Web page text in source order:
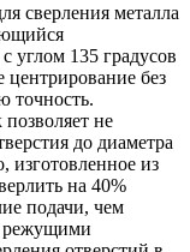
сверления металла
углом 135 градусов
центрирование без
точность.
не
до диаметра
изготовленное из
на 40%
подачи, чем
режущими